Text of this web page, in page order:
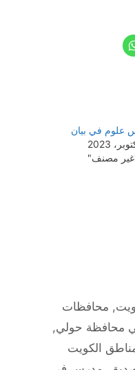
علوم في بيان
مصنف"
, محافظات
محافظة حولي,
الكويت